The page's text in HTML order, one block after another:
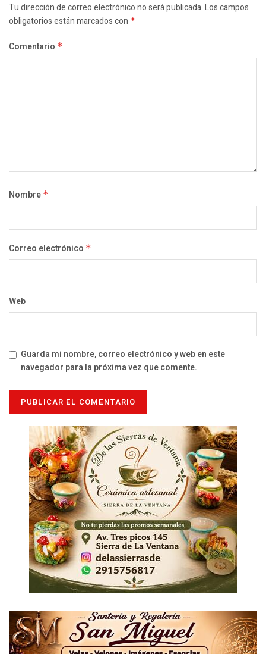
Tu dirección de correo electrónico no será publicada.Los campos
obligatorios están marcados con *
Comentario *
Nombre *
Correo electrónico *
Web
Guarda mi nombre, correo electrónico y web en este
navegador para la próxima vez que comente.